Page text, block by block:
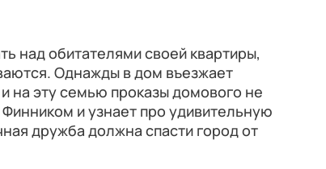
над обитателями своей квартиры,
Однажды в дом въезжает
на эту семью проказы домового не
и узнает про удивительную
дружба должна спасти город от